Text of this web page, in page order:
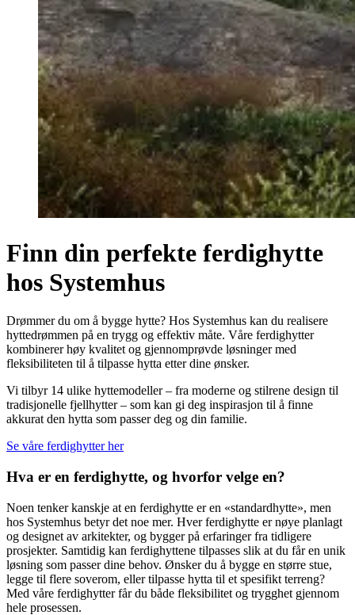
Finn din perfekte ferdighytte
hos Systemhus
Drømmer du om å bygge hytte? Hos Systemhus kan du realisere
hyttedrømmen på en trygg og effektiv måte. Våre ferdighytter
kombinerer høy kvalitet og gjennomprøvde løsninger med
fleksibiliteten til å tilpasse hytta etter dine ønsker.
Vi tilbyr 14 ulike hyttemodeller – fra moderne og stilrene design til
tradisjonelle fjellhytter – som kan gi deg inspirasjon til å finne
akkurat den hytta som passer deg og din familie.
Se våre ferdighytter her
Hva er en ferdighytte, og hvorfor velge en?
Noen tenker kanskje at en ferdighytte er en «standardhytte», men
hos Systemhus betyr det noe mer. Hver ferdighytte er nøye planlagt
og designet av arkitekter, og bygger på erfaringer fra tidligere
prosjekter. Samtidig kan ferdighyttene tilpasses slik at du får en unik
løsning som passer dine behov. Ønsker du å bygge en større stue,
legge til flere soverom, eller tilpasse hytta til et spesifikt terreng?
Med våre ferdighytter får du både fleksibilitet og trygghet gjennom
hele prosessen.